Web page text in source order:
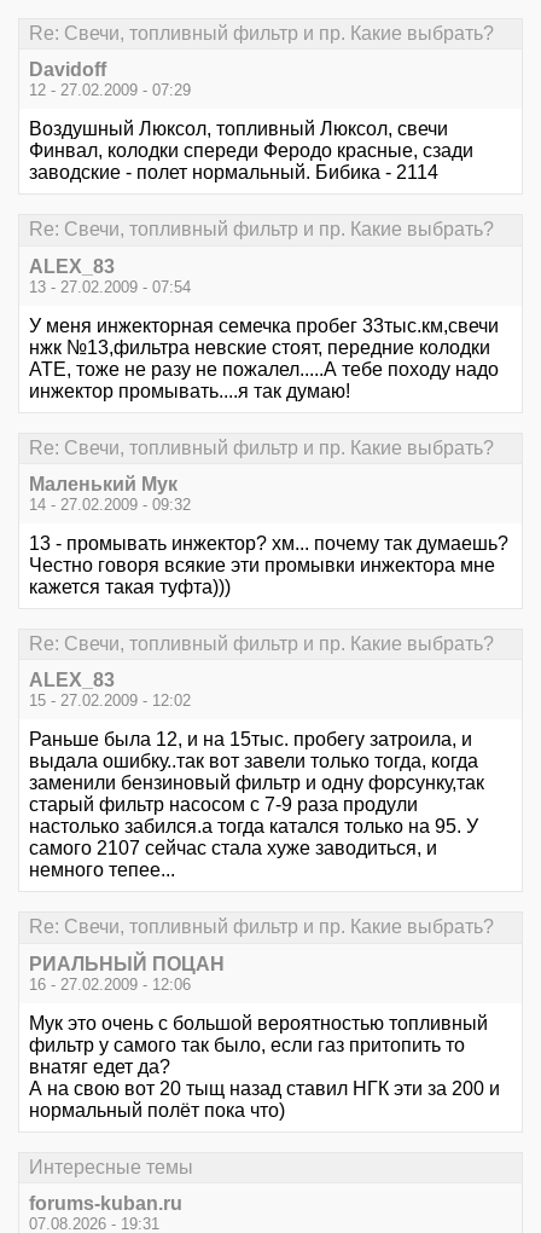
Re: Свечи, топливный фильтр и пр. Какие выбрать?
Davidoff
12 - 27.02.2009 - 07:29
Воздушный Люксол, топливный Люксол, свечи
Финвал, колодки спереди Феродо красные, сзади
заводские - полет нормальный. Бибика - 2114
Re: Свечи, топливный фильтр и пр. Какие выбрать?
ALEX_83
13 - 27.02.2009 - 07:54
У меня инжекторная семечка пробег 33тыс.км,свечи
нжк №13,фильтра невские стоят, передние колодки
АТЕ, тоже не разу не пожалел.....А тебе походу надо
инжектор промывать....я так думаю!
Re: Свечи, топливный фильтр и пр. Какие выбрать?
Маленький Мук
14 - 27.02.2009 - 09:32
13 - промывать инжектор? хм... почему так думаешь?
Честно говоря всякие эти промывки инжектора мне
кажется такая туфта)))
Re: Свечи, топливный фильтр и пр. Какие выбрать?
ALEX_83
15 - 27.02.2009 - 12:02
Раньше была 12, и на 15тыс. пробегу затроила, и
выдала ошибку..так вот завели только тогда, когда
заменили бензиновый фильтр и одну форсунку,так
старый фильтр насосом с 7-9 раза продули
настолько забился.а тогда катался только на 95. У
самого 2107 сейчас стала хуже заводиться, и
немного тепее...
Re: Свечи, топливный фильтр и пр. Какие выбрать?
РИАЛЬНЫЙ ПОЦАН
16 - 27.02.2009 - 12:06
Мук это очень с большой вероятностью топливный
фильтр у самого так было, если газ притопить то
внатяг едет да?
А на свою вот 20 тыщ назад ставил НГК эти за 200 и
нормальный полёт пока что)
Интересные темы
forums-kuban.ru
07.08.2026 - 19:31